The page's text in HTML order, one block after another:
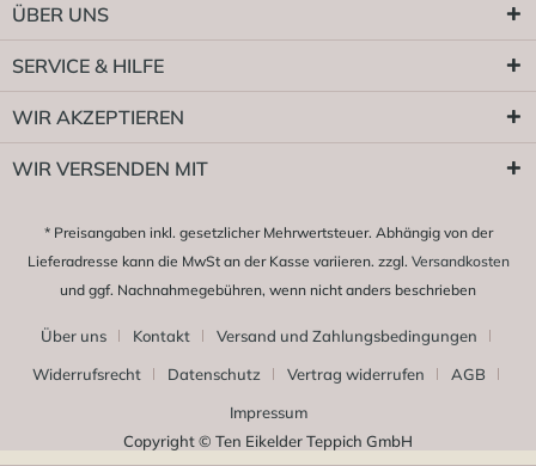
ÜBER UNS
SERVICE & HILFE
WIR AKZEPTIEREN
WIR VERSENDEN MIT
* Preisangaben inkl. gesetzlicher Mehrwertsteuer. Abhängig von der
Lieferadresse kann die MwSt an der Kasse variieren. zzgl. Versandkosten
und ggf. Nachnahmegebühren, wenn nicht anders beschrieben
Über uns Kontakt
Versand und Zahlungsbedingungen
Widerrufsrecht
Datenschutz Vertrag widerrufen
AGB
Impressum
Copyright © Ten Eikelder Teppich GmbH